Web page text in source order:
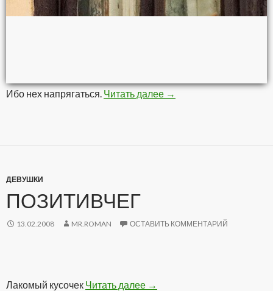
Ибо нех напрягаться. Читать далее Кот без хлопот
→
ДЕВУШКИ
ПОЗИТИВЧЕГ
13.02.2008 MR.ROMAN ОСТАВИТЬ КОММЕНТАРИЙ
Лакомый кусочек Читать далее Позитивчег
→